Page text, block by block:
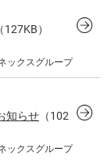
（127KB）
ックスグループ
知らせ （102
ックスグループ